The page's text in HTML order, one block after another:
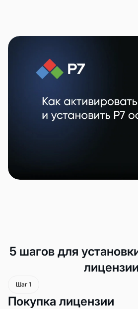
5 шагов для
лицензии
Шаг 1
Покупка лицензии